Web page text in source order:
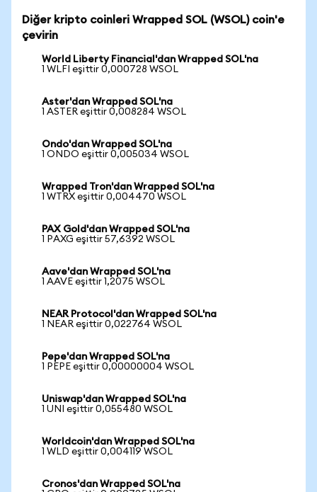
Diğer kripto coinleri Wrapped SOL (WSOL) coin'e
çevirin
World Liberty Financial'dan Wrapped SOL'na
1 WLFI eşittir 0,000728 WSOL
Aster'dan Wrapped SOL'na
1 ASTER eşittir 0,008284 WSOL
Ondo'dan Wrapped SOL'na
1 ONDO eşittir 0,005034 WSOL
Wrapped Tron'dan Wrapped SOL'na
1 WTRX eşittir 0,004470 WSOL
PAX Gold'dan Wrapped SOL'na
1 PAXG eşittir 57,6392 WSOL
Aave'dan Wrapped SOL'na
1 AAVE eşittir 1,2075 WSOL
NEAR Protocol'dan Wrapped SOL'na
1 NEAR eşittir 0,022764 WSOL
Pepe'dan Wrapped SOL'na
1 PEPE eşittir 0,00000004 WSOL
Uniswap'dan Wrapped SOL'na
1 UNI eşittir 0,055480 WSOL
Worldcoin'dan Wrapped SOL'na
1 WLD eşittir 0,004119 WSOL
Cronos'dan Wrapped SOL'na